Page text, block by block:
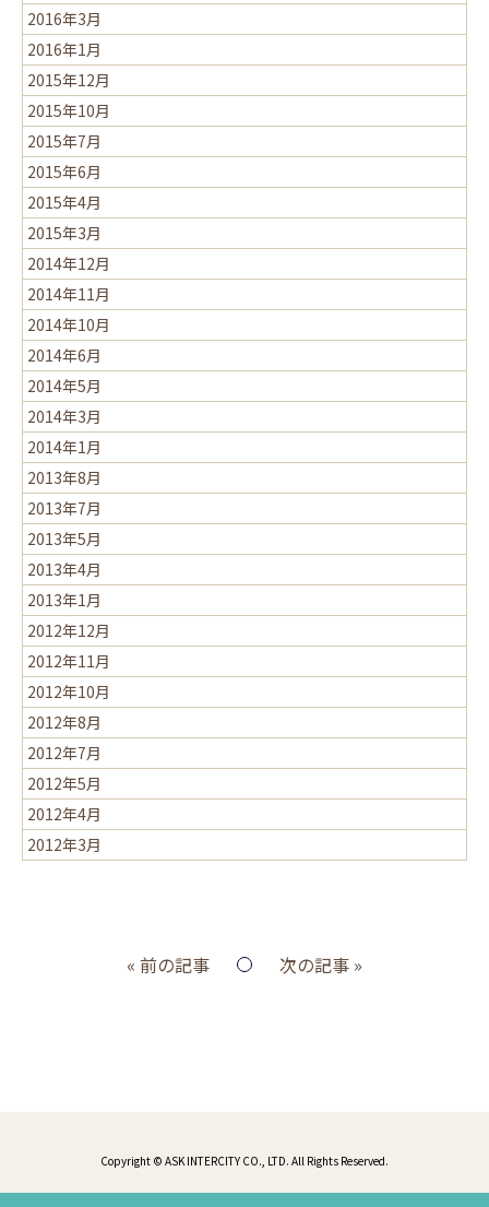
2016年3月
2016年1月
2015年12月
2015年10月
2015年7月
2015年6月
2015年4月
2015年3月
2014年12月
2014年11月
2014年10月
2014年6月
2014年5月
2014年3月
2014年1月
2013年8月
2013年7月
2013年5月
2013年4月
2013年1月
2012年12月
2012年11月
2012年10月
2012年8月
2012年7月
2012年5月
2012年4月
2012年3月
« 前の記事 次の記事 »
Copyright © ASK INTERCITY CO., LTD. All Rights Reserved.